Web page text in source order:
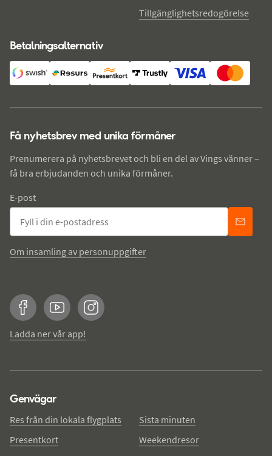
Tillgänglighetsredogörelse
Betalningsalternativ
Få nyhetsbrev med unika förmåner
Prenumerera på nyhetsbrevet och bli en del av Vings vänner –
få bra erbjudanden och unika förmåner.
E-post
Om insamling av personuppgifter
FacebookYouTubeInstagram
Ladda ner vår app!
Genvägar
Res från din lokala flygplats
Presentkort
Sista minuten
Weekendresor